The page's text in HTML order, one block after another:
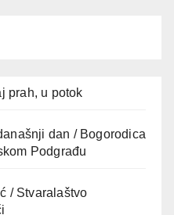
prah, u potok
dan / Bogorodica
Podgrađu
/ Stvaralaštvo